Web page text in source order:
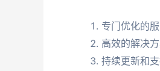
专门优化的
高效的解决
持续更新和